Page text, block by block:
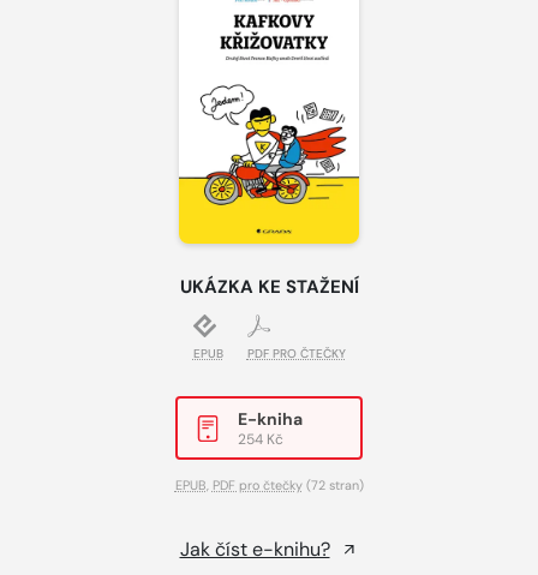
UKÁZKA KE STAŽENÍ
EPUB PDF PRO ČTEČKY
E-kniha
254 Kč
EPUB, PDF pro čtečky(72 stran)
Jak číst e-knihu?